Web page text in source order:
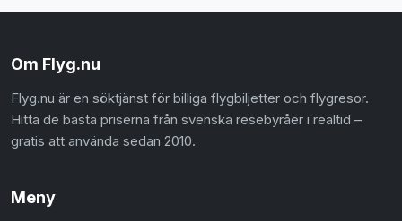
Om Flyg.nu
Flyg.nu är en söktjänst för billiga flygbiljetter och flygresor.
Hitta de bästa priserna från svenska resebyråer i realtid –
gratis att använda sedan 2010.
Meny